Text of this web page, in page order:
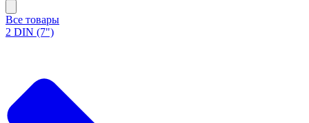
Все товары
2 DIN (7")